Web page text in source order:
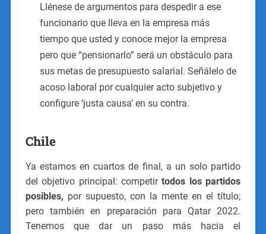
Llénese de argumentos para despedir a ese
funcionario que lleva en la empresa más
tiempo que usted y conoce mejor la empresa
pero que “pensionarlo” será un obstáculo para
sus metas de presupuesto salarial. Señálelo de
acoso laboral por cualquier acto subjetivo y
configure ‘justa causa’ en su contra.
Chile
Ya estamos en cuartos de final, a un solo partido
del objetivo principal: competirtodos los partidos
posibles, por supuesto, con la mente en el título;
pero también en preparación para Qatar 2022.
Tenemos que dar un paso más hacia el